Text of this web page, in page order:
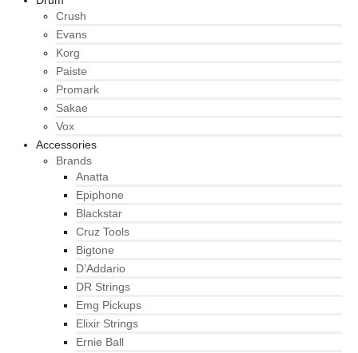
Crush
Evans
Korg
Paiste
Promark
Sakae
Vox
Accessories
Brands
Anatta
Epiphone
Blackstar
Cruz Tools
Bigtone
D’Addario
DR Strings
Emg Pickups
Elixir Strings
Ernie Ball